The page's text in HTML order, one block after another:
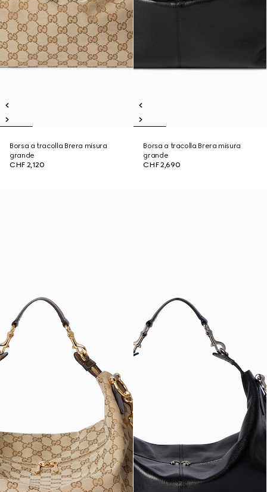
Borsa a tracolla Brera misura
grande
CHF 2,120
Borsa a tracolla Brera misura
grande
CHF 2,690